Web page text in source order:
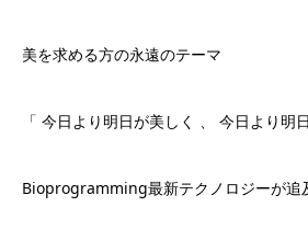
美を求める方の永遠のテーマ
「 今日より明日が美しく 、 今日より明
Bioprogramming最新テクノロジーが追